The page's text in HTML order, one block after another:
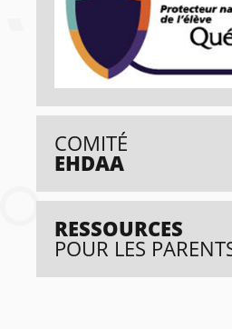
COMITÉ
EHDAA
RESSOURCES
POUR LES